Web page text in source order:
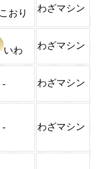
おり わざマシン
いわ わざマシン
- わざマシン
- わざマシン